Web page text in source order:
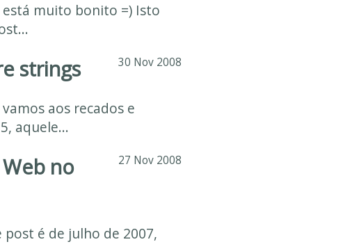
muito bonito =) Isto
30 Nov 2008
strings
aos recados e
aquele...
27 Nov 2008
no
é de julho de 2007,